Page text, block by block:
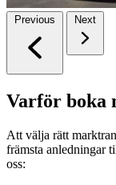
Previous Next
Varför boka
Att välja rätt
främsta anledningar
oss: